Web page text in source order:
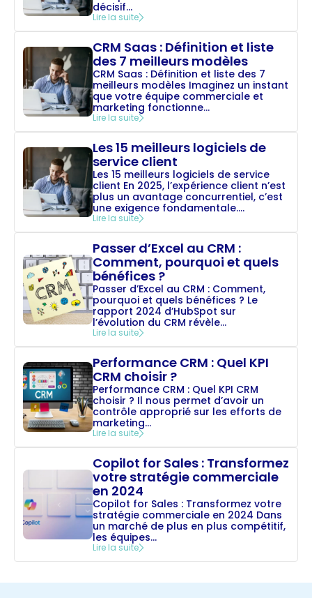
décisif...
Lire la suite
CRM Saas : Définition et liste
des 7 meilleurs modèles
CRM Saas : Définition et liste des 7
meilleurs modèles Imaginez un instant
que votre équipe commerciale et
marketing fonctionne...
Lire la suite
Les 15 meilleurs logiciels de
service client
Les 15 meilleurs logiciels de service
client En 2025, l’expérience client n’est
plus un avantage concurrentiel, c’est
une exigence fondamentale....
Lire la suite
Passer d’Excel au CRM :
Comment, pourquoi et quels
bénéfices ?
Passer d’Excel au CRM : Comment,
pourquoi et quels bénéfices ? Le
rapport 2024 d’HubSpot sur
l’évolution du CRM révèle...
Lire la suite
Performance CRM : Quel KPI
CRM choisir ?
Performance CRM : Quel KPI CRM
choisir ? Il nous permet d’avoir un
contrôle approprié sur les efforts de
marketing...
Lire la suite
Copilot for Sales : Transformez
votre stratégie commerciale
en 2024
Copilot for Sales : Transformez votre
stratégie commerciale en 2024 Dans
un marché de plus en plus compétitif,
les équipes...
Lire la suite